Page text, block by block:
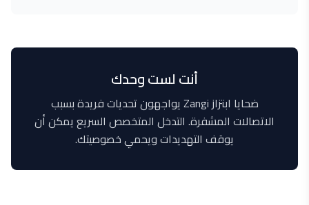
أنت لست وحدك
ضحايا ابتزاز Zangi يواجهون تحديات فريدة بسبب
الاتصالات المشفرة. التدخل المتخصص السريع يمكن أن
يوقف التهديدات ويحمي خصوصيتك.